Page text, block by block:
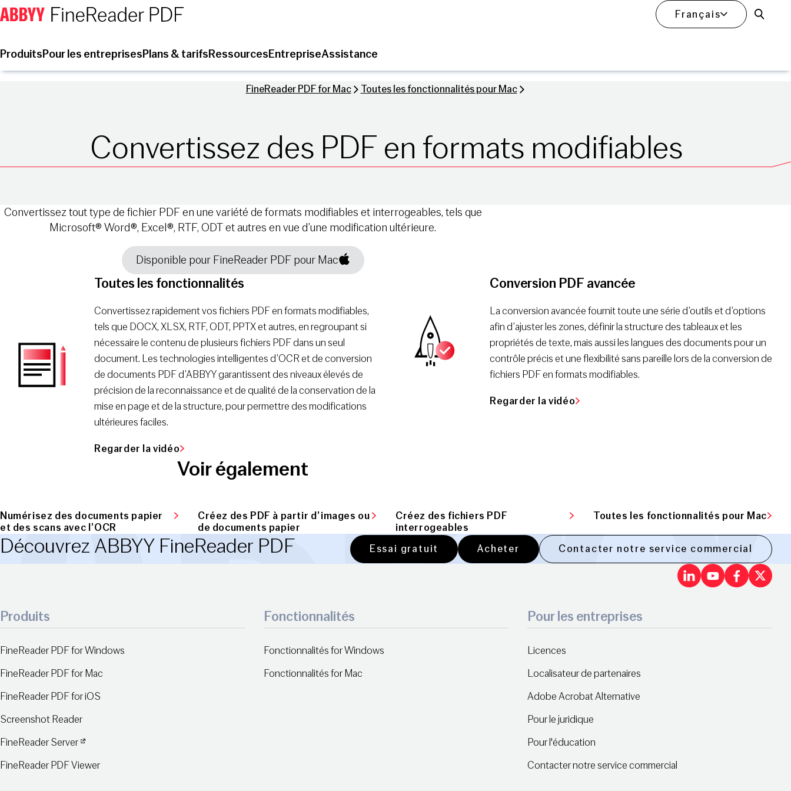
Français Ouvrir
ProduitsPour les entreprisesPlans & tarifsRessourcesEntrepriseAssistance
FineReader PDF for Mac Toutes les fonctionnalités pour Mac
Convertissez des PDF en formats modifiables
Convertissez tout type de fichier PDF en une variété de formats modifiables et interrogeables, tels que
Microsoft® Word®, Excel®, RTF, ODT et autres en vue d’une modification ultérieure.
Disponible pour FineReader PDF pour Mac
Toutes les fonctionnalités
Convertissez rapidement vos fichiers PDF en formats modifiables,
tels que DOCX, XLSX, RTF, ODT, PPTX et autres, en regroupant si
nécessaire le contenu de plusieurs fichiers PDF dans un seul
document. Les technologies intelligentes d’OCR et de conversion
de documents PDF d’ABBYY garantissent des niveaux élevés de
précision de la reconnaissance et de qualité de la conservation de la
mise en page et de la structure, pour permettre des modifications
ultérieures faciles.
Regarder la vidéo
Conversion PDF avancée
La conversion avancée fournit toute une série d’outils et d’options
afin d’ajuster les zones, définir la structure des tableaux et les
propriétés de texte, mais aussi les langues des documents pour un
contrôle précis et une flexibilité sans pareille lors de la conversion de
fichiers PDF en formats modifiables.
Regarder la vidéo
Voir également
Numérisez des documents papier
et des scans avec l’OCR
Créez des PDF à partir d’images ou
de documents papier
Créez des fichiers PDF
interrogeables
Toutes les fonction­nalités pour Mac
Découvrez ABBYY FineReader PDF Essai gratuit Acheter Contacter notre service commercial
LinkedInX
Produits
FineReader PDF for Windows
FineReader PDF for Mac
FineReader PDF for iOS
Screenshot Reader
FineReader Server
FineReader PDF Viewer
Fonctionnalités
Fonctionnalités for Windows
Fonctionnalités for Mac
Pour les entreprises
Licences
Localisateur de partenaires
Adobe Acrobat Alternative
Pour le juridique
Pour l'éducation
Contacter notre service commercial